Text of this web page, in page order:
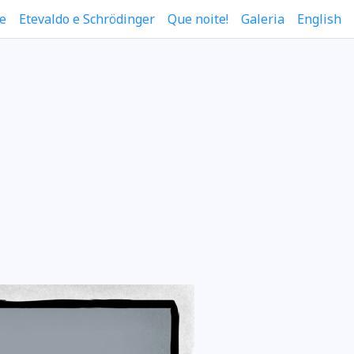
Etevaldo e Schrödinger Que noite! Galeria English